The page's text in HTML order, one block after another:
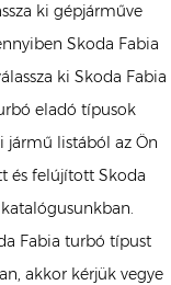
ki gépjárműve
Skoda Fabia
ki Skoda Fabia
eladó típusok
jármű listából az Ön
és felújított Skoda
Fabia turbó típust
akkor kérjük vegye